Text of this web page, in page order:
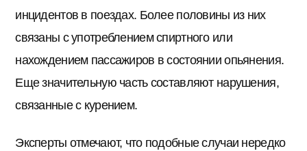
инцидентов в поездах. Более половины из них
связаны с употреблением спиртного или
нахождением пассажиров в состоянии опьянения.
Еще значительную часть составляют нарушения,
связанные с курением.
Эксперты отмечают, что подобные случаи нередко